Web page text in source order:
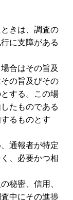
きは、調査の
に支障がある
合はその旨及
の旨及びその
する。この場
たものである
るものとす
通報者が特定
、必要かつ相
秘密、信用、
中にその進捗